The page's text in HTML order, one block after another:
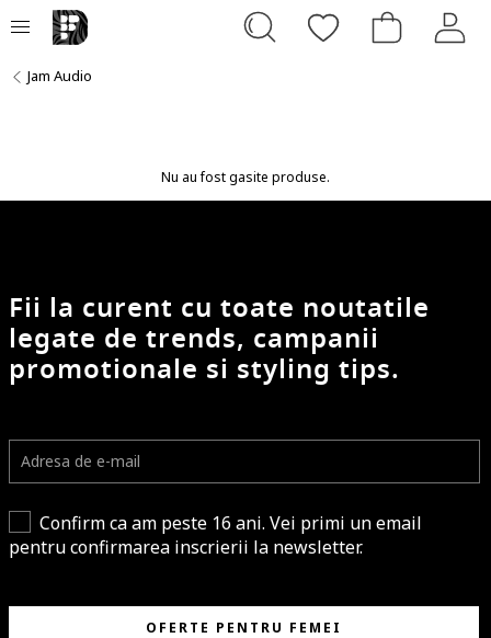
Jam Audio
Nu au fost gasite produse.
Fii la curent cu toate noutatile
legate de trends, campanii
promotionale si styling tips.
Confirm ca am peste 16 ani. Vei primi un email
pentru confirmarea inscrierii la newsletter.
OFERTE PENTRU FEMEI